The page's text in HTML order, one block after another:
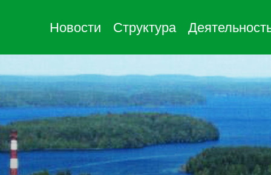
Новости Структура